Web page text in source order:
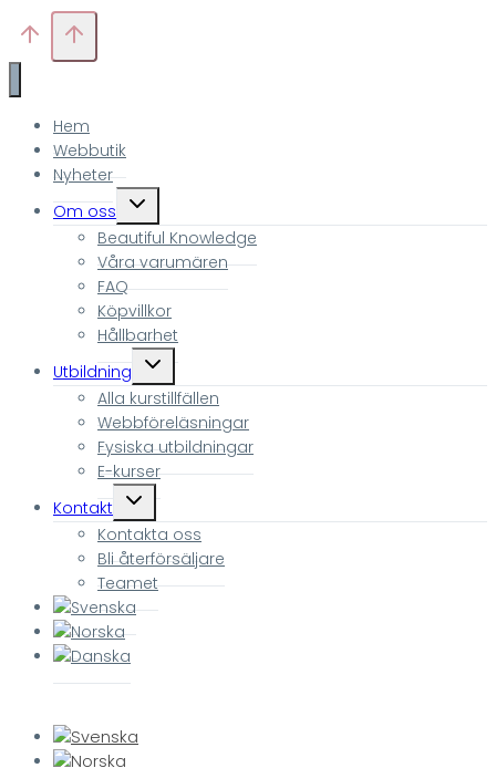
Hem
Webbutik
Nyheter
Om oss
Toggle
child
menu
Beautiful Knowledge
Våra varumären
FAQ
Köpvillkor
Hållbarhet
Utbildning
Toggle
child
menu
Alla kurstillfällen
Webbföreläsningar
Fysiska utbildningar
E-kurser
Kontakt
Toggle
child
menu
Kontakta oss
Bli återförsäljare
Teamet